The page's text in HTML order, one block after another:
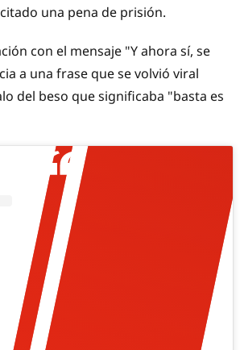
una pena de prisión.
con el mensaje "Y ahora sí, se
a una frase que se volvió viral
del beso que significaba "basta es